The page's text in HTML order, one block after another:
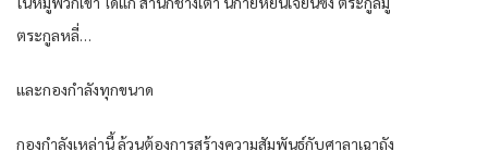
ตระกูลหลี่…
และกองกำลังทุกขนาด
กองกำลังเหล่านี้ ล้วนต้องการสร้างความสัมพันธ์กับศาลาเฉาถัง